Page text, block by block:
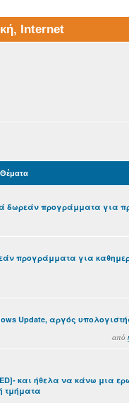
Internet
Θέματα
δωρεάν προγράμματα για
προγράμματα για
Update, αργός
από
και ήθελα να κάνω μια
τμήματα